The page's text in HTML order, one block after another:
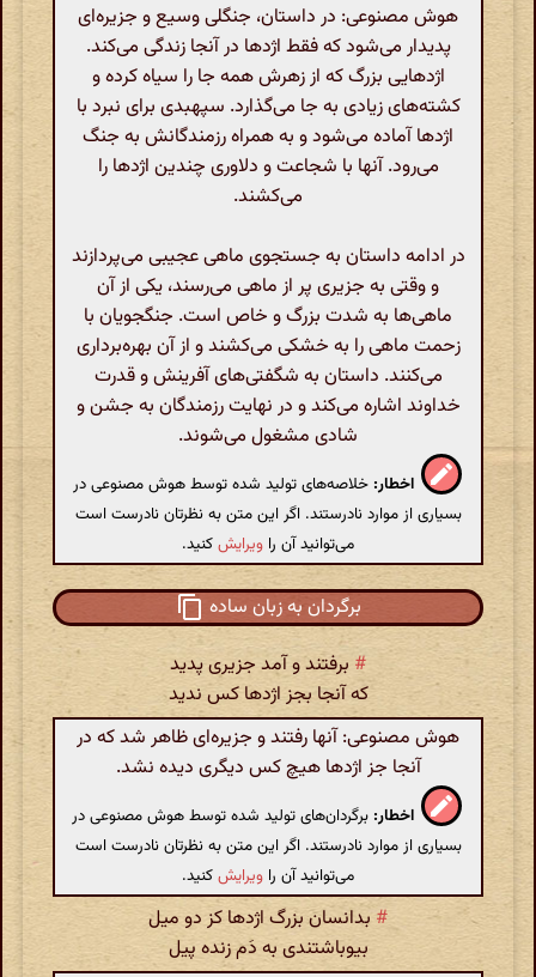
هوش مصنوعی: در داستان، جنگلی وسیع و جزیره‌ای
پدیدار می‌شود که فقط اژدها در آنجا زندگی می‌کند.
اژدهایی بزرگ که از زهرش همه جا را سیاه کرده و
کشته‌های زیادی به جا می‌گذارد. سپهبدی برای نبرد با
اژدها آماده می‌شود و به همراه رزمندگانش به جنگ
می‌رود. آنها با شجاعت و دلاوری چندین اژدها را
می‌کشند.
در ادامه داستان به جستجوی ماهی عجیبی می‌پردازند
و وقتی به جزیری پر از ماهی می‌رسند، یکی از آن
ماهی‌ها به شدت بزرگ و خاص است. جنگجویان با
زحمت ماهی را به خشکی می‌کشند و از آن بهره‌برداری
می‌کنند. داستان به شگفتی‌های آفرینش و قدرت
خداوند اشاره می‌کند و در نهایت رزمندگان به جشن و
شادی مشغول می‌شوند.
اخطار: خلاصه‌های تولید شده توسط هوش مصنوعی در
بسیاری از موارد نادرستند. اگر این متن به نظرتان نادرست است
می‌توانید آن را ویرایشکنید.
برگردان به زبان ساده
# برفتند و آمد جزیری پدید
که آنجا بجز اژدها کس ندید
هوش مصنوعی: آنها رفتند و جزیره‌ای ظاهر شد که در
آنجا جز اژدها هیچ کس دیگری دیده نشد.
اخطار: برگردان‌های تولید شده توسط هوش مصنوعی در
بسیاری از موارد نادرستند. اگر این متن به نظرتان نادرست است
می‌توانید آن را ویرایشکنید.
# بدانسان بزرگ اژدها کز دو میل
بیوباشتندی به دَم زنده پیل